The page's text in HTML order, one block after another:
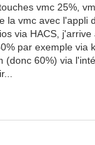
vmc 25%,
la vmc avec l'appli
via HACS,
par exemple via
(donc 60%) via